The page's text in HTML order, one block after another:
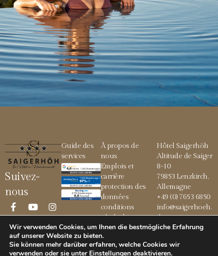
Suivez-
nous
Guide des
services
À propos de
nous
Emplois et
carrière
protection des
données
conditions
générales
Mentions légales
Hôtel Saigerhöh
Altitude de Saiger
8-10
79853 Lenzkirch,
Allemagne
+49 (0) 7653 6850
info@saigerhoeh.
de
Wir verwenden Cookies, um Ihnen die bestmögliche Erfahrung
auf unserer Website zu bieten.
Sie können mehr darüber erfahren, welche Cookies wir
verwenden oder sie unter Einstellungen deaktivieren.